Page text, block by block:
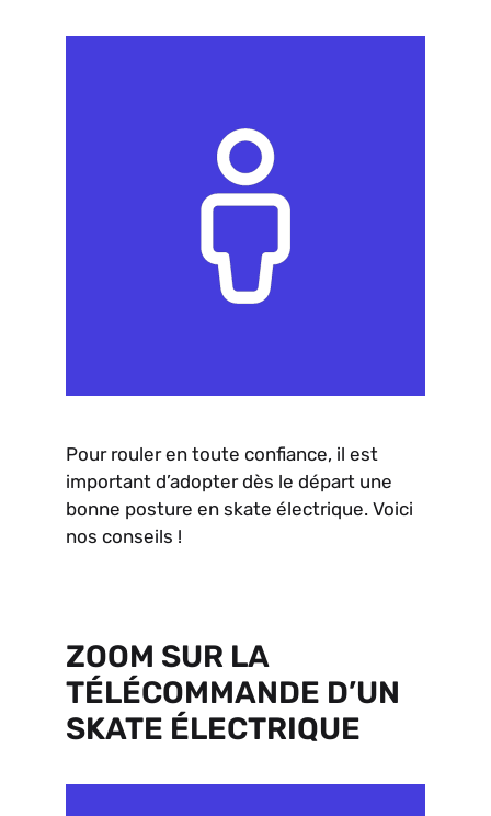
Pour rouler en toute confiance, il est
important d’adopter dès le départ une
bonne posture en skate électrique. Voici
nos conseils !
ZOOM SUR LA
TÉLÉCOMMANDE D’UN
SKATE ÉLECTRIQUE